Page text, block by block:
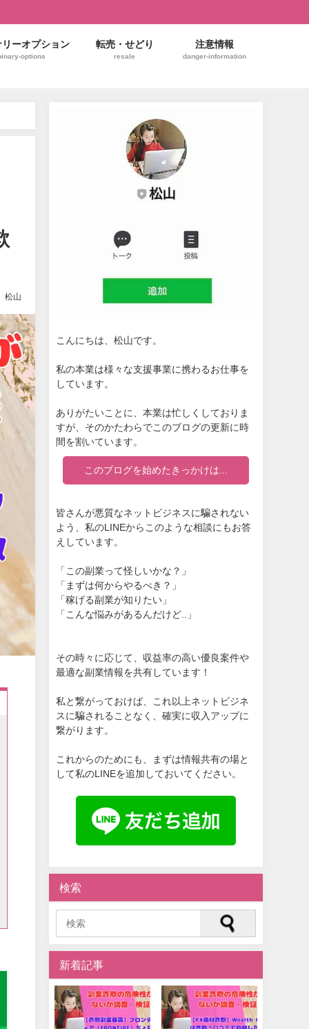
リーオプション
options
転売・せどり
resale
注意情報
danger-information
松山
こんにちは、松山です。
私の本業は様々な支援事業に携わるお仕事を
しています。
ありがたいことに、本業は忙しくしておりま
すが、そのかたわらでこのブログの更新に時
間を割いています。
このブログを始めたきっかけは...
皆さんが悪質なネットビジネスに騙されない
よう、私のLINEからこのような相談にもお答
えしています。
「この副業って怪しいかな？」
「まずは何からやるべき？」
「稼げる副業が知りたい」
「こんな悩みがあるんだけど..」
その時々に応じて、収益率の高い優良案件や
最適な副業情報を共有しています！
私と繋がっておけば、これ以上ネットビジネ
スに騙されることなく、確実に収入アップに
繋がります。
これからのためにも、まずは情報共有の場と
して私のLINEを追加しておいてください。
検索
新着記事